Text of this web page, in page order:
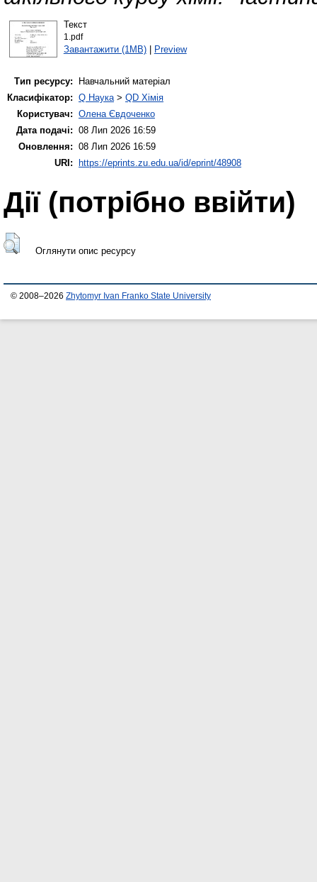
Текст
1.pdf
Завантажити (1MB)| Preview
Тип ресурсу:
Навчальний матеріал
Класифікатор: Q Наука> QD Хімія
Користувач: Олена Євдоченко
Дата подачі: 08 Лип 2026 16:59
Оновлення: 08 Лип 2026 16:59
URI:
https://eprints.zu.edu.ua/id/eprint/48908
Дії ​​(потрібно ввійти)
Оглянути опис ресурсу
© 2008–2026 Zhytomyr Ivan Franko State University